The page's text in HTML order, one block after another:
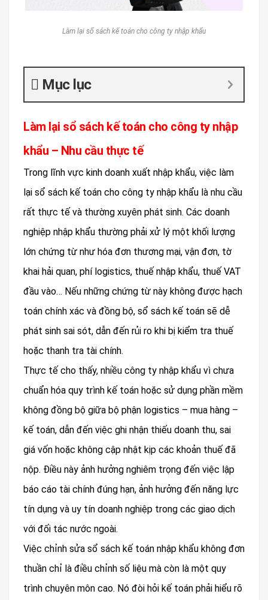
Làm lại sổ sách kế toán cho công ty nhập khẩu
Mục lục
Làm lại sổ sách kế toán cho công ty nhập
khẩu – Nhu cầu thực tế
Trong lĩnh vực kinh doanh xuất nhập khẩu, việc làm
lại sổ sách kế toán cho công ty nhập khẩu là nhu cầu
rất thực tế và thường xuyên phát sinh. Các doanh
nghiệp nhập khẩu thường phải xử lý một khối lượng
lớn chứng từ như hóa đơn thương mại, vận đơn, tờ
khai hải quan, phí logistics, thuế nhập khẩu, thuế VAT
đầu vào… Nếu những chứng từ này không được hạch
toán chính xác và đồng bộ, sổ sách kế toán sẽ dễ
phát sinh sai sót, dẫn đến rủi ro khi bị kiểm tra thuế
hoặc thanh tra tài chính.
Thực tế cho thấy, nhiều công ty nhập khẩu vì chưa
chuẩn hóa quy trình kế toán hoặc sử dụng phần mềm
không đồng bộ giữa bộ phận logistics – mua hàng –
kế toán, dẫn đến việc ghi nhận thiếu doanh thu, sai
giá vốn hoặc không cập nhật kịp các khoản thuế đã
nộp. Điều này ảnh hưởng nghiêm trọng đến việc lập
báo cáo tài chính đúng hạn, ảnh hưởng đến năng lực
tín dụng và uy tín doanh nghiệp trong các giao dịch
với đối tác nước ngoài.
Việc chỉnh sửa sổ sách kế toán nhập khẩu không đơn
thuần chỉ là điều chỉnh số liệu mà còn là một quy
trình chuyên môn cao. Nó đòi hỏi kế toán phải hiểu rõ